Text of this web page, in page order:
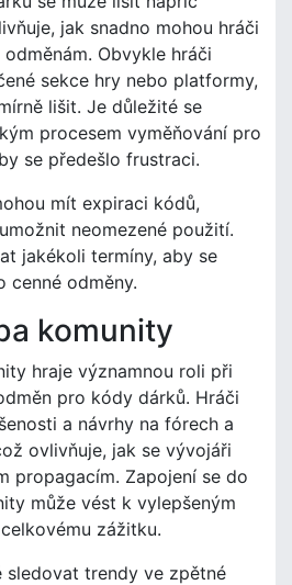
jak snadno mohou hráči
Obvykle hráči
sekce hry nebo platformy,
lišit. Je důležité se
procesem vyměňování pro
se předešlo frustraci.
mít expiraci kódů,
neomezené použití.
jakékoli termíny, aby se
cenné odměny.
komunity
hraje významnou roli při
pro kódy dárků. Hráči
a návrhy na fórech a
ovlivňuje, jak se vývojáři
propagacím. Zapojení se do
může vést k vylepšeným
zážitku.
sledovat trendy ve zpětné